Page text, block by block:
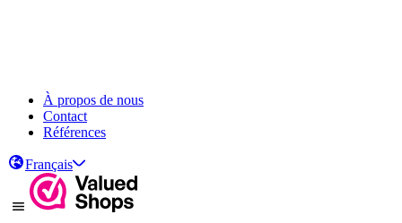
À propos de nous
Contact
Références
Français